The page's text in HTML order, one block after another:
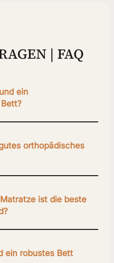
| FAQ
ein
orthopädisches
ist die beste
ein robustes Bett